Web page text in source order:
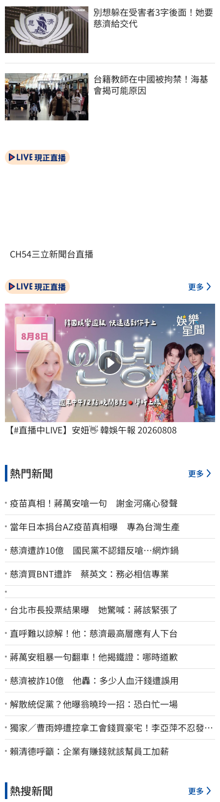
別想躲在受害者3字後面！她要
慈濟給交代
台籍教師在中國被拘禁！海基
會揭可能原因
現正直播
CH54三立新聞台直播
現正直播 更多
【#直播中LIVE】安妞👋 韓娛午報 20260808
熱門新聞 更多
疫苗真相！蔣萬安嗆一句 謝金河痛心發聲
當年日本捐台AZ疫苗真相曝 專為台灣生產
慈濟遭詐10億 國民黨不認錯反嗆⋯網炸鍋
慈濟買BNT遭詐 蔡英文：務必相信專業
台北市長投票結果曝 她驚喊：蔣該緊張了
直呼難以諒解！他：慈濟最高層應有人下台
蔣萬安粗暴一句翻車！他揭鐵證：哪時道歉
慈濟被詐10億 他轟：多少人血汗錢遭誤用
解散統促黨？他曝翁曉玲一招：恐白忙一場
獨家／曹雨婷遭控拿工會錢買豪宅！李亞萍不忍發
聲：余天管工會都貼錢
賴清德呼籲：企業有賺錢就該幫員工加薪
熱搜新聞 更多